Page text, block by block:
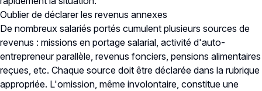
Oublier de déclarer les revenus annexes
De nombreux salariés portés cumulent plusieurs sources de
revenus : missions en portage salarial, activité d'auto-
entrepreneur parallèle, revenus fonciers, pensions alimentaires
reçues, etc. Chaque source doit être déclarée dans la rubrique
appropriée. L'omission, même involontaire, constitue une